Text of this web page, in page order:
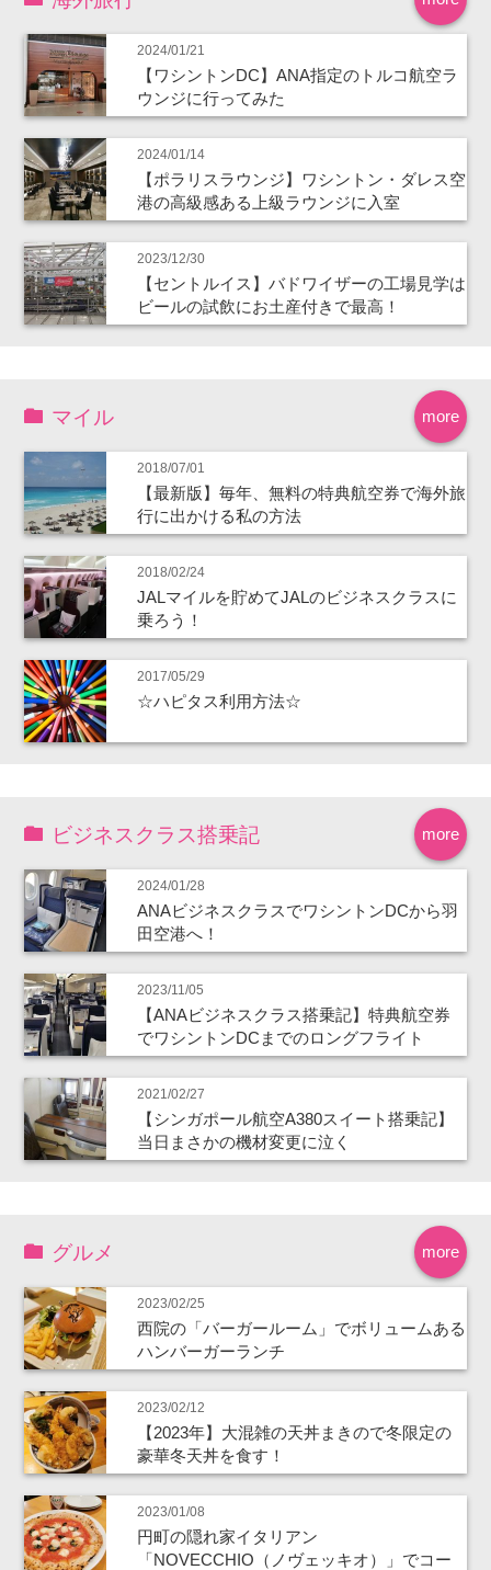
2024/01/21
【ワシントンDC】ANA指定のトルコ航空ラ
ウンジに行ってみた
2024/01/14
【ポラリスラウンジ】ワシントン・ダレス空
港の高級感ある上級ラウンジに入室
2023/12/30
【セントルイス】バドワイザーの工場見学は
ビールの試飲にお土産付きで最高！
more
マイル
2018/07/01
【最新版】毎年、無料の特典航空券で海外旅
行に出かける私の方法
2018/02/24
JALマイルを貯めてJALのビジネスクラスに
乗ろう！
2017/05/29
☆ハピタス利用方法☆
more
ビジネスクラス搭乗記
2024/01/28
ANAビジネスクラスでワシントンDCから羽
田空港へ！
2023/11/05
【ANAビジネスクラス搭乗記】特典航空券
でワシントンDCまでのロングフライト
2021/02/27
【シンガポール航空A380スイート搭乗記】
当日まさかの機材変更に泣く
more
グルメ
2023/02/25
西院の「バーガールーム」でボリュームある
ハンバーガーランチ
2023/02/12
【2023年】大混雑の天丼まきので冬限定の
豪華冬天丼を食す！
2023/01/08
円町の隠れ家イタリアン
「NOVECCHIO（ノヴェッキオ）」でコー